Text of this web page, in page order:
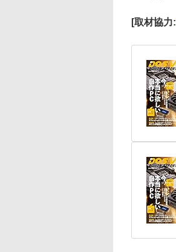
[取材協力: